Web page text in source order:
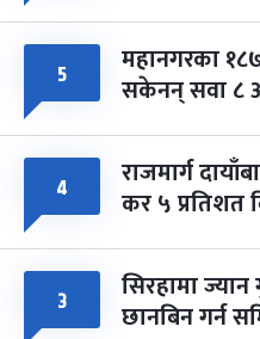
५ महानगरका
सकेनन् सवा ८
४ राजमार्ग
कर ५ प्रतिशत
३ सिरहामा
छानबिन गर्न